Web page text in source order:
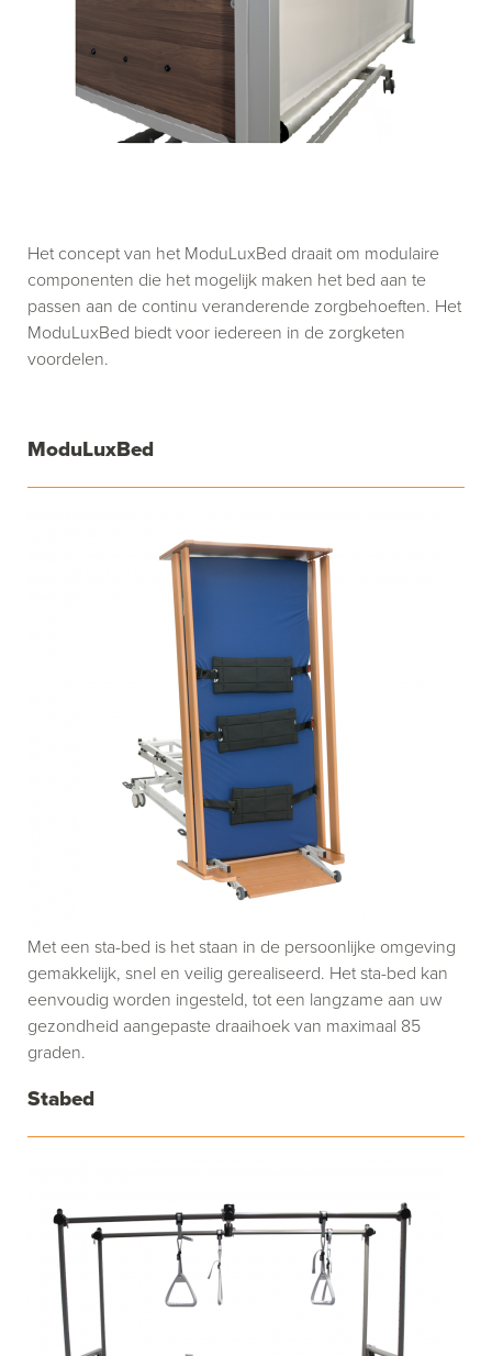
ModuLuxBed
Het concept van het ModuLuxBed draait om modulaire
componenten die het mogelijk maken het bed aan te
passen aan de continu veranderende zorgbehoeften. Het
ModuLuxBed biedt voor iedereen in de zorgketen
voordelen.
Stabed
Met een sta-bed is het staan in de persoonlijke omgeving
gemakkelijk, snel en veilig gerealiseerd. Het sta-bed kan
eenvoudig worden ingesteld, tot een langzame aan uw
gezondheid aangepaste draaihoek van maximaal 85
graden.